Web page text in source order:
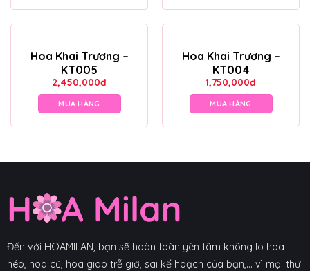
Hoa Khai Trương –
KT005
2,450,000đ
MUA HÀNG
Hoa Khai Trương –
KT004
1,750,000đ
MUA HÀNG
Đến với HOAMILAN, bạn sẽ hoàn toàn yên tâm không lo hoa
héo, hoa cũ, hoa giao trễ giờ, sai kế hoạch của bạn,... vì mọi thứ